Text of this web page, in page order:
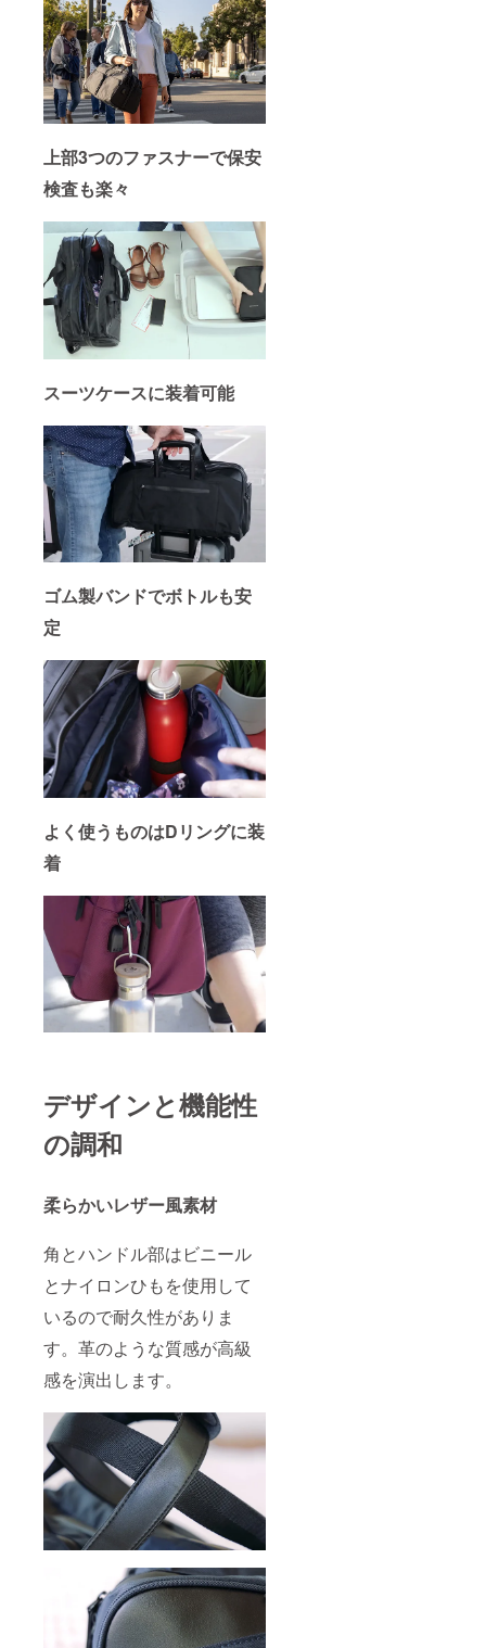
上部3つのファスナーで保安
検査も楽々
スーツケースに装着可能
ゴム製バンドでボトルも安
定
よく使うものはDリングに装
着
デザインと機能性
の調和
柔らかいレザー風素材
角とハンドル部はビニール
とナイロンひもを使用して
いるので耐久性がありま
す。革のような質感が高級
感を演出します。